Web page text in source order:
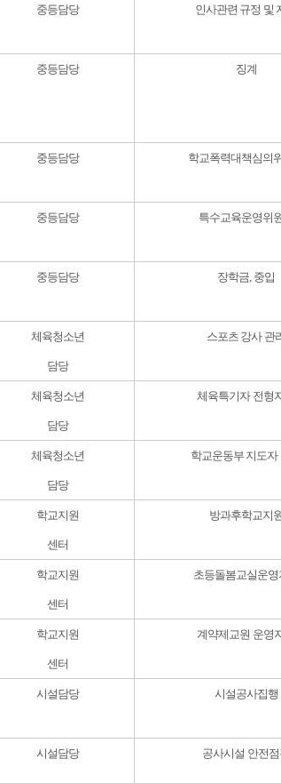
중등담당 인사관련 규정 및
중등담당 징계
중등담당 학교폭력대책심의
중등담당 특수교육운영위
중등담당 장학금, 중입
체육청소년
담당
스포츠 강사 관
체육청소년
담당
체육특기자 전형
체육청소년
담당
학교운동부 지도자
학교지원
센터
방과후학교지
학교지원
센터
초등돌봄교실운영
학교지원
센터
계약제교원 운영
시설담당 시설공사집행
시설담당 공사시설 안전점